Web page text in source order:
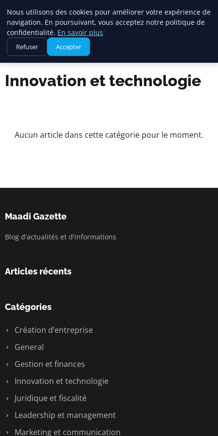
Maadi Gazette
Accueil Innovation et technologie
Innovation et technologie
Aucun article dans cette catégorie pour le moment.
Maadi Gazette
Blog d'actualités et d'informations
Articles récents
Catégories
Création d’entreprise
General
Gestion et finances
Innovation et technologie
Juridique et fiscalité
Leadership et management
Marketing et communication
Nous utilisons des cookies pour améliorer votre expérience de
navigation. En poursuivant, vous acceptez notre politique de
confidentialité. En savoir plus
Refuser Accepter